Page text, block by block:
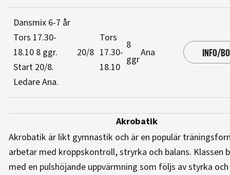
Dansmix 6-7 år
Tors 17.30-
18.10 8 ggr.
Start 20/8.
Ledare Ana.
20/8
Tors
17.30-
18.10
8
ggr
Ana INFO/
Akrobatik
Akrobatik är likt gymnastik och är en populär
arbetar med kroppskontroll, stryrka och balans. Klassen
med en pulshöjande uppvärmning som följs av styrka